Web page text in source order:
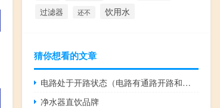
过滤器 还不 饮用水
猜你想看的文章
电路处于开路状态（电路有通路开路和三种工作状态）
净水器直饮品牌